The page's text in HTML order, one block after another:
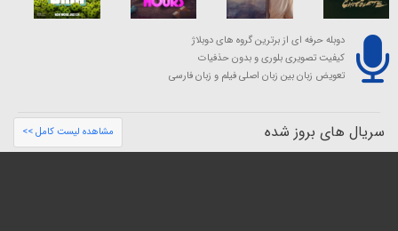
دوبله حرفه ای از برترین گروه های دوبلاژ
کیفیت تصویری بلوری و بدون حذفیات
تعویض زبان بین زبان اصلی فیلم و زبان فارسی
سریال های بروز شده مشاهده لیست کامل >>